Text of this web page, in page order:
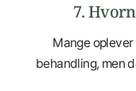
7.
Mange
behandling, men